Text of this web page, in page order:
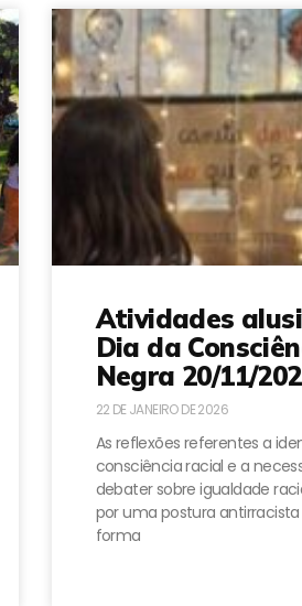
Atividades
Dia da
Negra 20/11/
22 DE JANEIRO DE 2026
As reflexões referentes a
consciência racial e a
debater sobre igualdade
por uma postura
forma